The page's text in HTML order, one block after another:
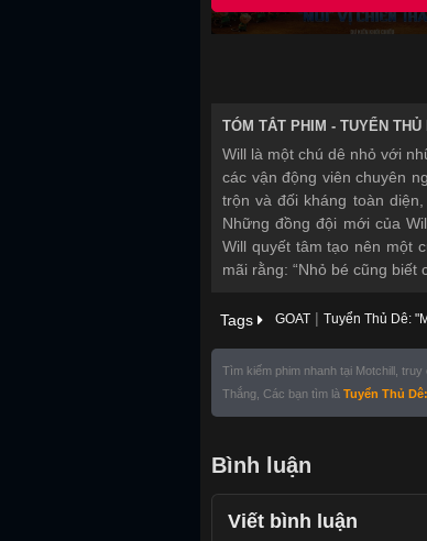
TÓM TẮT PHIM - TUYỂN THỦ
Will là một chú dê nhỏ với
các vận động viên chuyên
trộn và đối kháng toàn
Những đồng đội mới của
Will quyết tâm tạo nên một
mãi rằng: “Nhỏ bé cũng biết
Tags GOAT | Tuyển Thủ Dê:
Tìm kiếm phim nhanh tại Motchill, truy
Thắng, Các bạn tìm là Tuyển Thủ
Bình luận
Viết bình luận